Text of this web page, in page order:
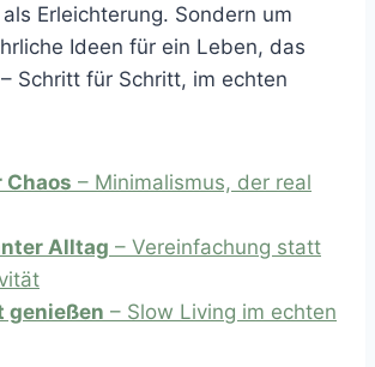
Erleichterung. Sondern um
Ideen für ein Leben, das
Schritt für Schritt, im echten
Chaos – Minimalismus, der real
Alltag – Vereinfachung statt
genießen – Slow Living im echten